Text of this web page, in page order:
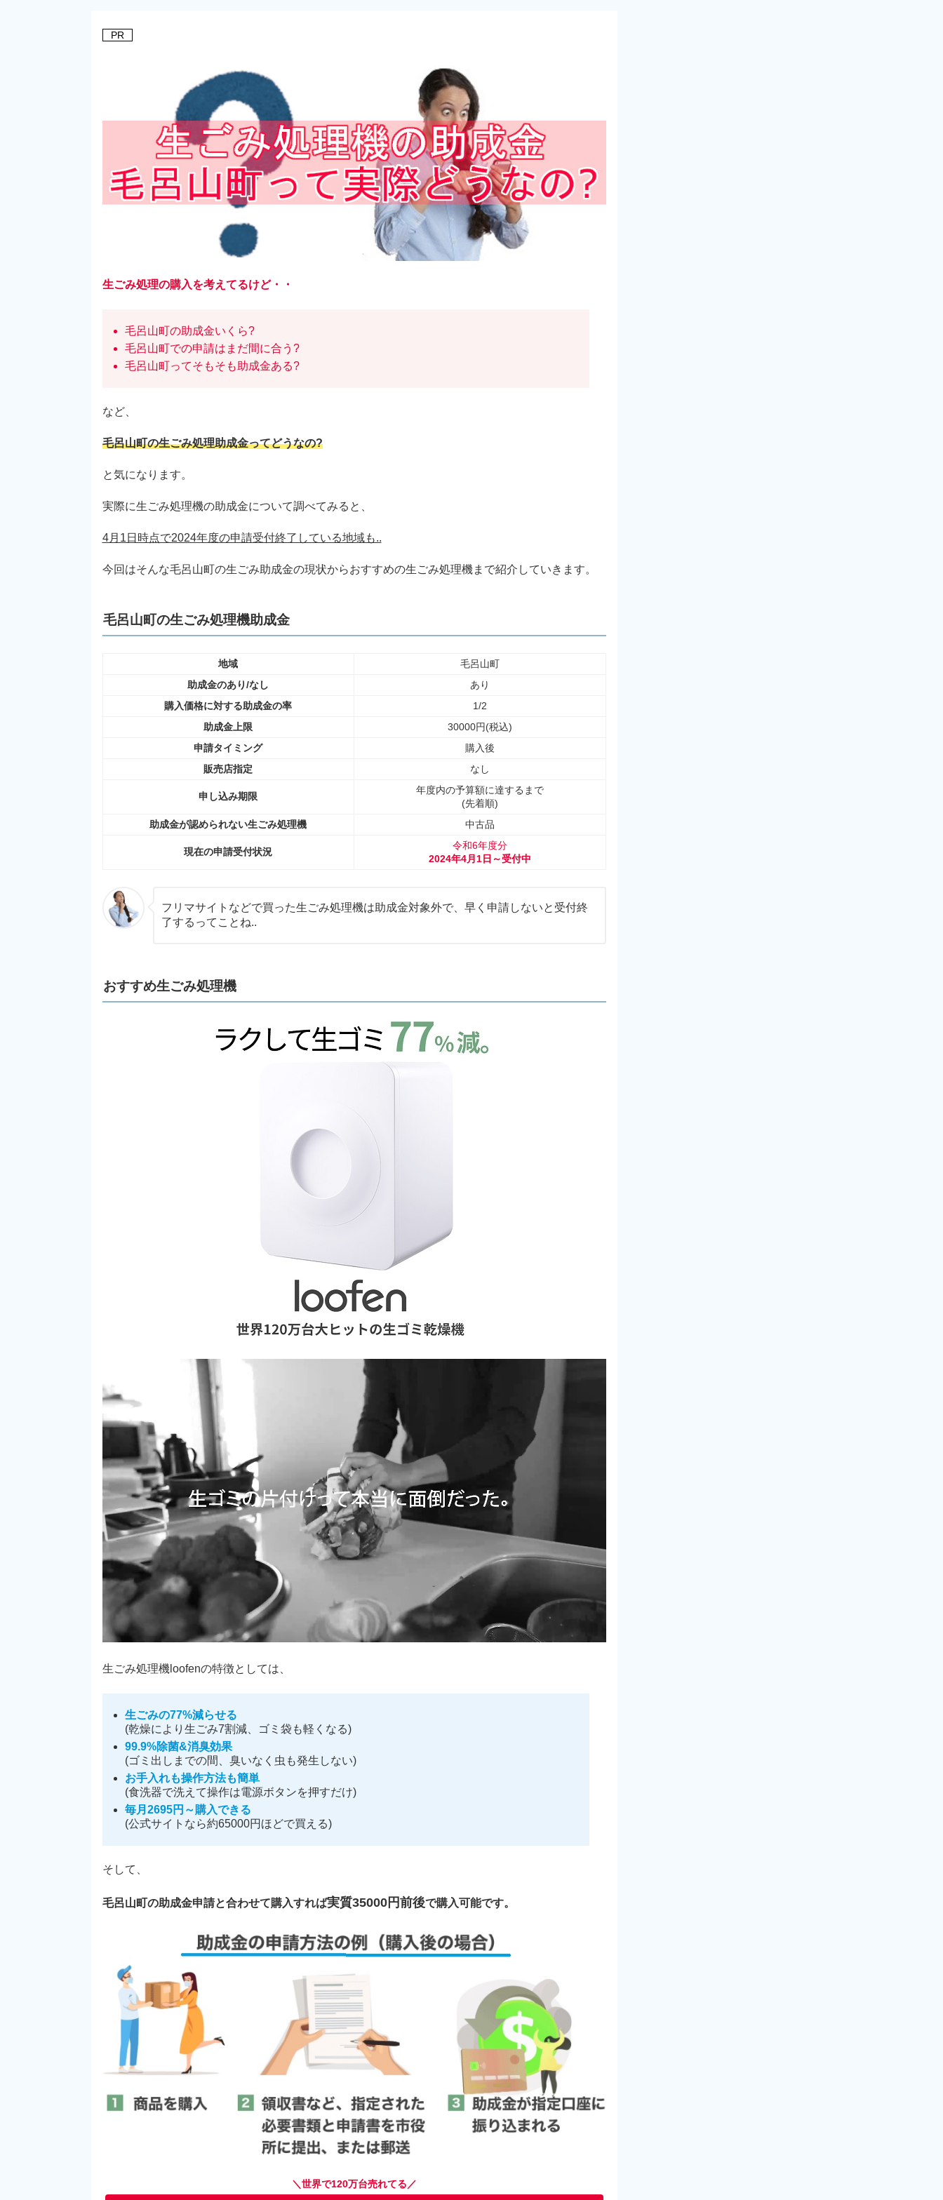
PR
生ごみ処理の購入を考えてるけど・・
毛呂山町の助成金いくら?
毛呂山町での申請はまだ間に合う?
毛呂山町ってそもそも助成金ある?
など、
毛呂山町の生ごみ処理助成金ってどうなの?
と気になります。
実際に生ごみ処理機の助成金について調べてみると、
4月1日時点で2024年度の申請受付終了している地域も..
今回はそんな毛呂山町の生ごみ助成金の現状からおすすめの生ごみ処理機まで紹介していきます。
毛呂山町の生ごみ処理機助成金
地域
毛呂山町
助成金のあり/なし
あり
購入価格に対する助成金の率
1/2
助成金上限
30000円(税込)
申請タイミング
購入後
販売店指定
なし
申し込み期限
年度内の予算額に達するまで
(先着順)
助成金が認められない生ごみ処理機
中古品
現在の申請受付状況
令和6年度分
2024年4月1日～受付中
フリマサイトなどで買った生ごみ処理機は助成金対象外で、早く申請しないと受付終
了するってことね..
おすすめ生ごみ処理機
生ごみ処理機loofenの特徴としては、
生ごみの77%減らせる
(乾燥により生ごみ7割減、ゴミ袋も軽くなる)
99.9%除菌&消臭効果
(ゴミ出しまでの間、臭いなく虫も発生しない)
お手入れも操作方法も簡単
(食洗器で洗えて操作は電源ボタンを押すだけ)
毎月2695円～購入できる
(公式サイトなら約65000円ほどで買える)
そして、
毛呂山町の助成金申請と合わせて購入すれば実質35000円前後で購入可能です。
＼世界で120万台売れてる／